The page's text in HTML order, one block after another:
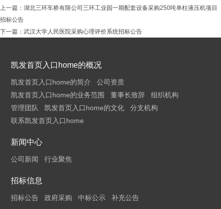
上一篇： 湖北三环车桥有限公司三环工业园一期配套设备采购250吨单柱液压机项目
招标公告
下一篇： 武汉大学人民医院采购心理评价系统招标公告
凯发首页入口home的概况
凯发首页入口home的简介
公司资质
凯发首页入口home的业务范围
董事长致辞
组织机构
管理团队
凯发首页入口home的文化
分支机构
联系凯发首页入口home
新闻中心
公司新闻 行业聚焦
招标信息
招标公告 政府采购 中标公示 补充公告